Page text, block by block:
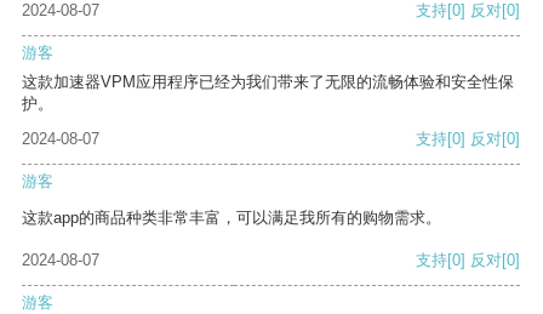
2024-08-07 支持[0] 反对[0]
游客
这款加速器VPM应用程序已经为我们带来了无限的流畅体验和安全性保
护。
2024-08-07
支持[0] 反对[0]
游客
这款app的商品种类非常丰富，可以满足我所有的购物需求。
2024-08-07 支持[0] 反对[0]
游客